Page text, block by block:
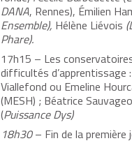
DANA, Rennes), Émilien
Ensemble), Hélène Liévois
Phare).
17h15 – Les
difficultés d’apprentissage
Viallefond ou Emeline
(MESH) ; Béatrice
(Puissance Dys)
18h30– Fin de la première